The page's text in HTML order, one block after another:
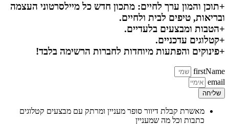
+תוכן והמון ערך לחיים: מתכון חדש כל מיילסרטוני העצמה
ובריאות, טיפים לבית ולחיים.
+הטבות ומבצעים בלעדיים.
+קטלוגים עדכניים.
+פינוקים והפתעות מיוחדות לחברות הרשימה בלבד!
firstName
email
שליחה
מאשרת קבלת דיוור סופר מעניין ומרתק עם מבצעים קטלוגים
כתבות וכל מה שמעניין